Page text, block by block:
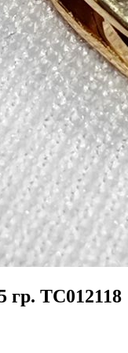
гр. ТС012118